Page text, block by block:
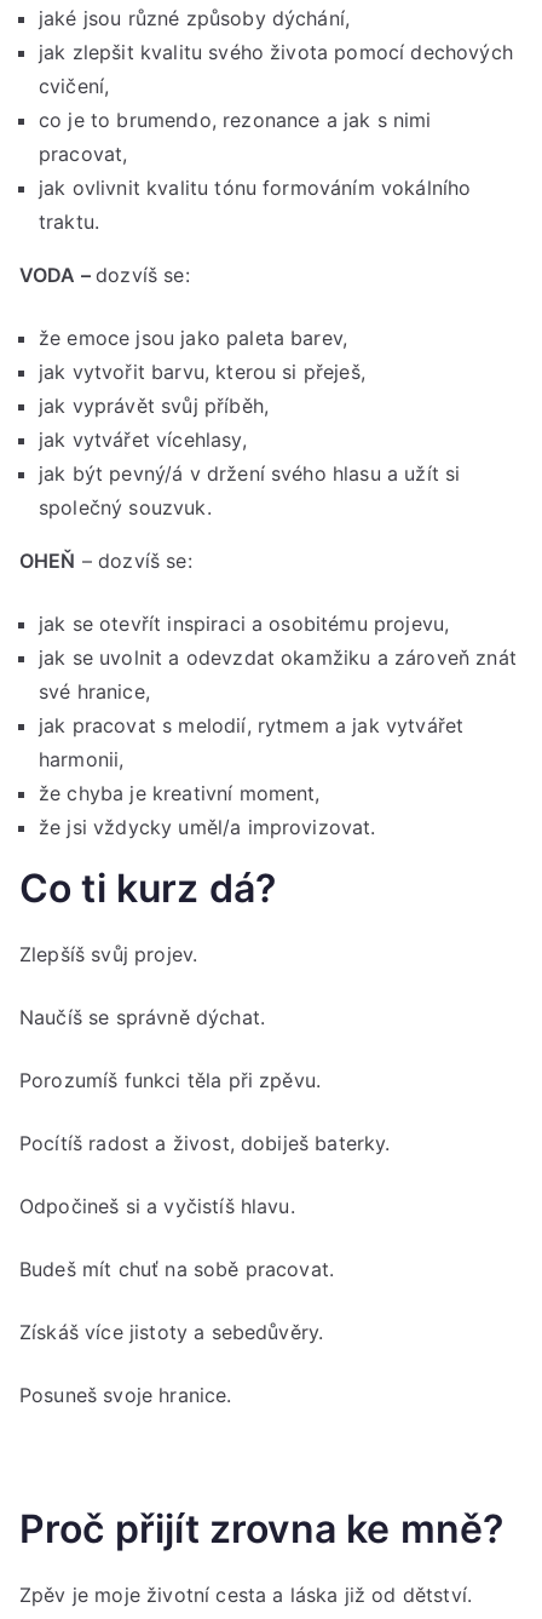
jaké jsou různé způsoby dýchání,
jak zlepšit kvalitu svého života pomocí dechových
cvičení,
co je to brumendo, rezonance a jak s nimi
pracovat,
jak ovlivnit kvalitu tónu formováním vokálního
traktu.
VODA –dozvíš se:
že emoce jsou jako paleta barev,
jak vytvořit barvu, kterou si přeješ,
jak vyprávět svůj příběh,
jak vytvářet vícehlasy,
jak být pevný/á v držení svého hlasu a užít si
společný souzvuk.
OHEŇ – dozvíš se:
jak se otevřít inspiraci a osobitému projevu,
jak se uvolnit a odevzdat okamžiku a zároveň znát
své hranice,
jak pracovat s melodií, rytmem a jak vytvářet
harmonii,
že chyba je kreativní moment,
že jsi vždycky uměl/a improvizovat.
Co ti kurz dá?
Zlepšíš svůj projev.
Naučíš se správně dýchat.
Porozumíš funkci těla při zpěvu.
Pocítíš radost a živost, dobiješ baterky.
Odpočineš si a vyčistíš hlavu.
Budeš mít chuť na sobě pracovat.
Získáš více jistoty a sebedůvěry.
Posuneš svoje hranice.
Proč přijít zrovna ke mně?
Zpěv je moje životní cesta a láska již od dětství.